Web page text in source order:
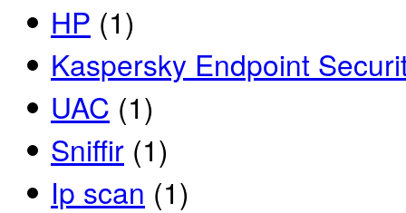
HP (1)
Kaspersky Endpoint
UAC (1)
Sniffir (1)
Ip scan (1)